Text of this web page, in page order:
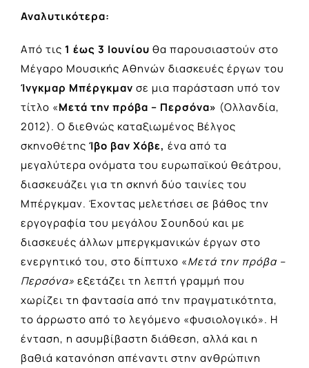
Αναλυτικότερα:
Από τις 1 έως 3 Ιουνίου θα παρουσιαστούν στο
Μέγαρο Μουσικής Αθηνών διασκευές έργων του
Ίνγκμαρ Μπέργκμαν σε μια παράσταση υπό τον
τίτλο «Μετά την πρόβα – Περσόνα» (Oλλανδία,
2012). Ο διεθνώς καταξιωμένος Βέλγος
σκηνοθέτης Ίβο βαν Χόβε, ένα από τα
μεγαλύτερα ονόματα του ευρωπαϊκού θεάτρου,
διασκευάζει για τη σκηνή δύο ταινίες του
Μπέργκμαν. Έχοντας μελετήσει σε βάθος την
εργογραφία του μεγάλου Σουηδού και με
διασκευές άλλων μπεργκμανικών έργων στο
ενεργητικό του, στο δίπτυχο «Μετά την πρόβα –
Περσόνα» εξετάζει τη λεπτή γραμμή που
χωρίζει τη φαντασία από την πραγματικότητα,
το άρρωστο από το λεγόμενο «φυσιολογικό». Η
ένταση, η ασυμβίβαστη διάθεση, αλλά και η
βαθιά κατανόηση απέναντι στην ανθρώπινη